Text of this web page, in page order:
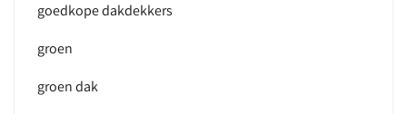
goedkope dakdekkers
groen
groen dak